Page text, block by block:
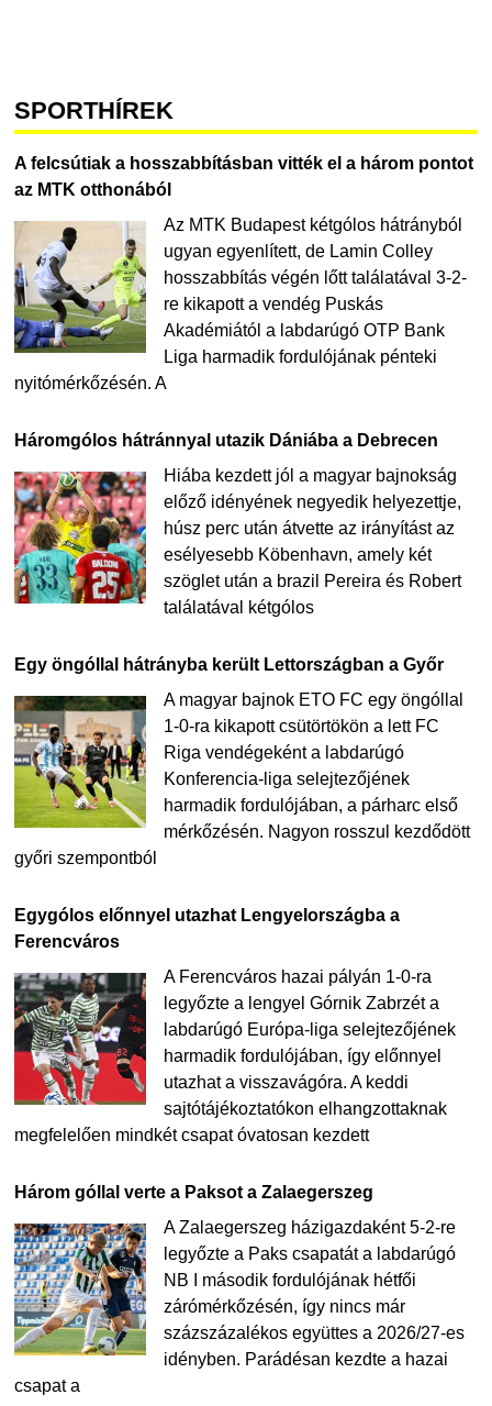
SPORTHÍREK
A felcsútiak a hosszabbításban vitték el a három pontot
az MTK otthonából
Az MTK Budapest kétgólos hátrányból
ugyan egyenlített, de Lamin Colley
hosszabbítás végén lőtt találatával 3-2-
re kikapott a vendég Puskás
Akadémiától a labdarúgó OTP Bank
Liga harmadik fordulójának pénteki
nyitómérkőzésén. A
Háromgólos hátránnyal utazik Dániába a Debrecen
Hiába kezdett jól a magyar bajnokság
előző idényének negyedik helyezettje,
húsz perc után átvette az irányítást az
esélyesebb Köbenhavn, amely két
szöglet után a brazil Pereira és Robert
találatával kétgólos
Egy öngóllal hátrányba került Lettországban a Győr
A magyar bajnok ETO FC egy öngóllal
1-0-ra kikapott csütörtökön a lett FC
Riga vendégeként a labdarúgó
Konferencia-liga selejtezőjének
harmadik fordulójában, a párharc első
mérkőzésén. Nagyon rosszul kezdődött
győri szempontból
Egygólos előnnyel utazhat Lengyelországba a
Ferencváros
A Ferencváros hazai pályán 1-0-ra
legyőzte a lengyel Górnik Zabrzét a
labdarúgó Európa-liga selejtezőjének
harmadik fordulójában, így előnnyel
utazhat a visszavágóra. A keddi
sajtótájékoztatókon elhangzottaknak
megfelelően mindkét csapat óvatosan kezdett
Három góllal verte a Paksot a Zalaegerszeg
A Zalaegerszeg házigazdaként 5-2-re
legyőzte a Paks csapatát a labdarúgó
NB I második fordulójának hétfői
zárómérkőzésén, így nincs már
százszázalékos együttes a 2026/27-es
idényben. Parádésan kezdte a hazai
csapat a